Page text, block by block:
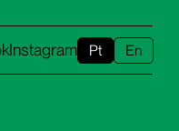
Instagram Pt En